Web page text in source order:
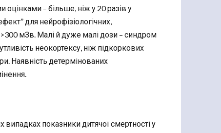
оцінками – більше, ніж у 20 разів у
для нейрофізіологічних,
>300 мЗв. Малі й дуже малі дози – синдром
неокортексу, ніж підкоркових
Наявність детермінованих
показники дитячої смертності у